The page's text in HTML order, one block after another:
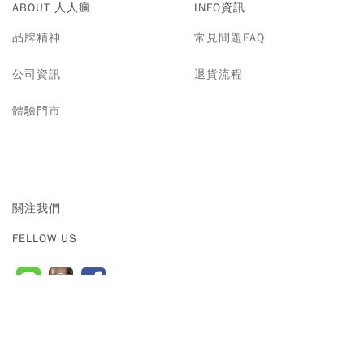
ABOUT 人人瘋
品牌精神
公司資訊
體驗門市
INFO資訊
常見問題FAQ
退貨流程
關注我們
FELLOW US